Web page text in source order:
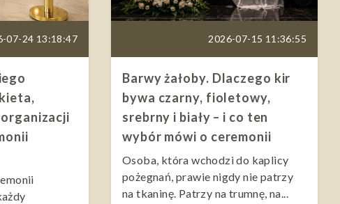
07-24 13:18:47 2026-07-15 11:36:55
Barwy żałoby. Dlaczego kir
bywa czarny, fioletowy,
srebrny i biały – i co ten
wybór mówi o ceremonii
Osoba, która wchodzi do kaplicy
pożegnań, prawie nigdy nie patrzy
na tkaninę. Patrzy na trumnę, na...